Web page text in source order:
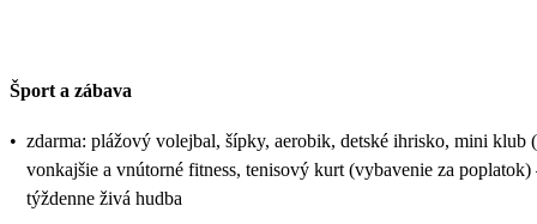
Šport a zábava
• zdarma: plážový volejbal, šípky, aerobik, detské ihrisko, mini
vonkajšie a vnútorné fitness, tenisový kurt (vybavenie za
týždenne živá hudba